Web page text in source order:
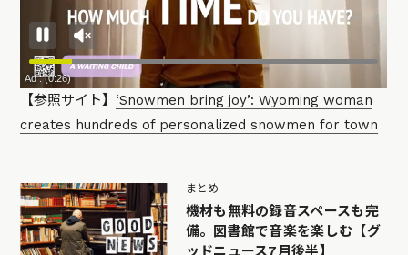
【参照サイト】 ‘Snowmen bring joy’: Wyoming woman
creates hundreds of personalized snowmen for town
まとめ
機材も無料の録音スペースも完
備。図書館で音楽を楽しむ【グ
ッドニュース7月後半】